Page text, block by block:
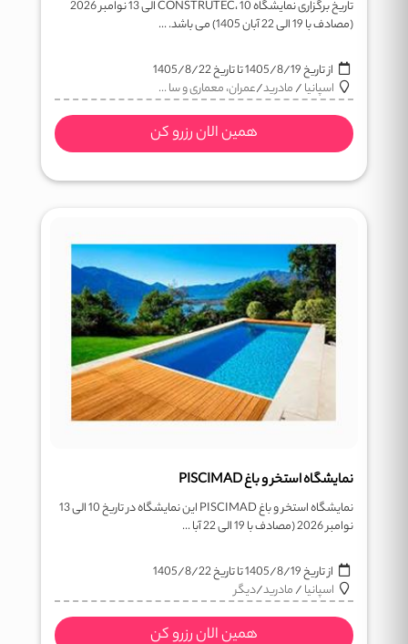
تاریخ برگزاری نمایشگاه CONSTRUTEC، 10 الی 13 نوامبر 2026
(مصادف با 19 الی 22 آبان 1405) می باشد. ...
از تاریخ1405/8/19تا تاریخ1405/8/22
اسپانیا/مادرید/عمران، معماری و سا ...
همین الان رزرو کن
نمایشگاه استخر و باغ PISCIMAD
نمایشگاه استخر و باغ PISCIMAD این نمایشگاه در تاریخ 10 الی 13
نوامبر 2026 (مصادف با 19 الی 22 آبا ...
از تاریخ1405/8/19تا تاریخ1405/8/22
اسپانیا/مادرید/دیگر
همین الان رزرو کن